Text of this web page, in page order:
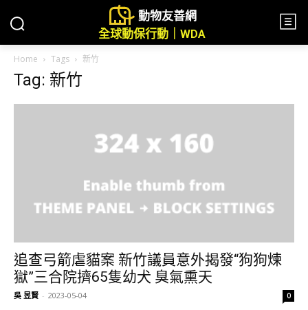
動物友善網
全球動保行動｜WDA
Home Tags 新竹
Tag: 新竹
追查弓箭虐貓案 新竹議員意外揭發“狗狗煉
獄”三合院擠65隻幼犬 臭氣熏天
吳 昱賢 - 2023-05-04 0